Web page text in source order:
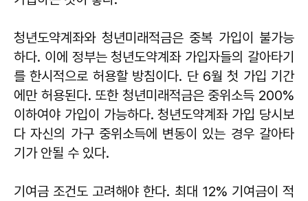
청년도약계좌와 청년미래적금은 중복 가입이 불가능
하다. 이에 정부는 청년도약계좌 가입자들의 갈아타기
를 한시적으로 허용할 방침이다. 단 6월 첫 가입 기간
에만 허용된다. 또한 청년미래적금은 중위소득 200%
이하여야 가입이 가능하다. 청년도약계좌 가입 당시보
다 자신의 가구 중위소득에 변동이 있는 경우 갈아타
기가 안될 수 있다.
기여금 조건도 고려해야 한다. 최대 12% 기여금이 적